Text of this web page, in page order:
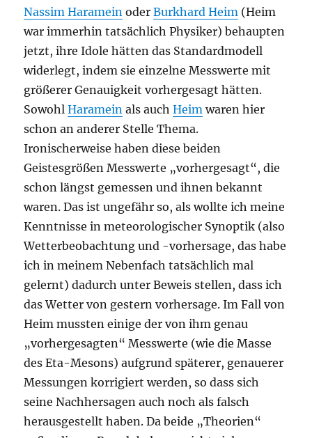
Nassim Haramein oderBurkhard Heim (Heim
war immerhin tatsächlich Physiker) behaupten
jetzt, ihre Idole hätten das Standardmodell
widerlegt, indem sie einzelne Messwerte mit
größerer Genauigkeit vorhergesagt hätten.
SowohlHaramein als auchHeim waren hier
schon an anderer Stelle Thema.
Ironischerweise haben diese beiden
Geistesgrößen Messwerte „vorhergesagt“, die
schon längst gemessen und ihnen bekannt
waren. Das ist ungefähr so, als wollte ich meine
Kenntnisse in meteorologischer Synoptik (also
Wetterbeobachtung und -vorhersage, das habe
ich in meinem Nebenfach tatsächlich mal
gelernt) dadurch unter Beweis stellen, dass ich
das Wetter von gestern vorhersage. Im Fall von
Heim mussten einige der von ihm genau
„vorhergesagten“ Messwerte (wie die Masse
des Eta-Mesons) aufgrund späterer, genauerer
Messungen korrigiert werden, so dass sich
seine Nachhersagen auch noch als falsch
herausgestellt haben. Da beide „Theorien“